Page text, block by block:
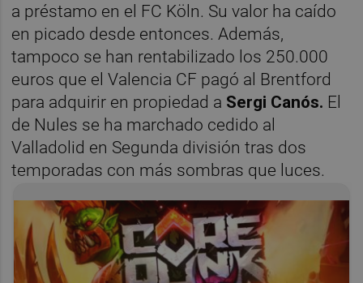
a préstamo en el FC Köln. Su valor ha caído
en picado desde entonces. Además,
tampoco se han rentabilizado los 250.000
euros que el Valencia CF pagó al Brentford
para adquirir en propiedad a Sergi Canós. El
de Nules se ha marchado cedido al
Valladolid en Segunda división tras dos
temporadas con más sombras que luces.